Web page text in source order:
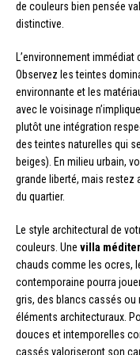
de couleurs bien pensée
distinctive.
L’environnement
Observez les teintes
environnante et les
avec le voisinage
plutôt une intégration
des teintes naturelles qui
beiges). En milieu urbain,
grande liberté, mais restez
du quartier.
Le style architectural de
couleurs. Une villa
chauds comme les ocres,
contemporaine pourra
gris, des blancs cassés ou
éléments architecturaux.
douces et intemporelles
cassés valoriseront son